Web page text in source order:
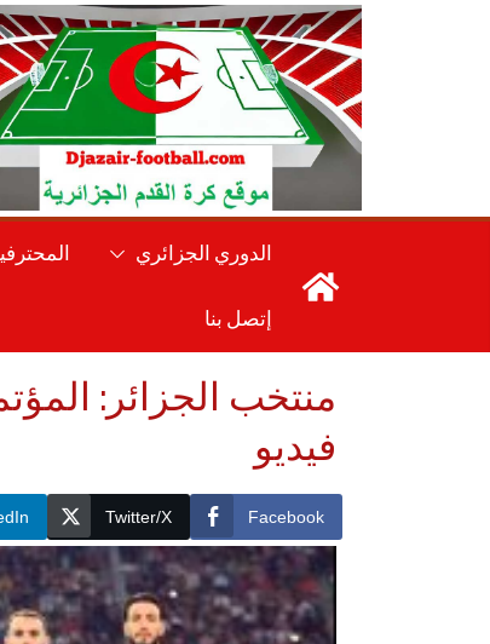
الدوري الجزائري
إتصل بنا
فيديو
Facebook
Twitter/X